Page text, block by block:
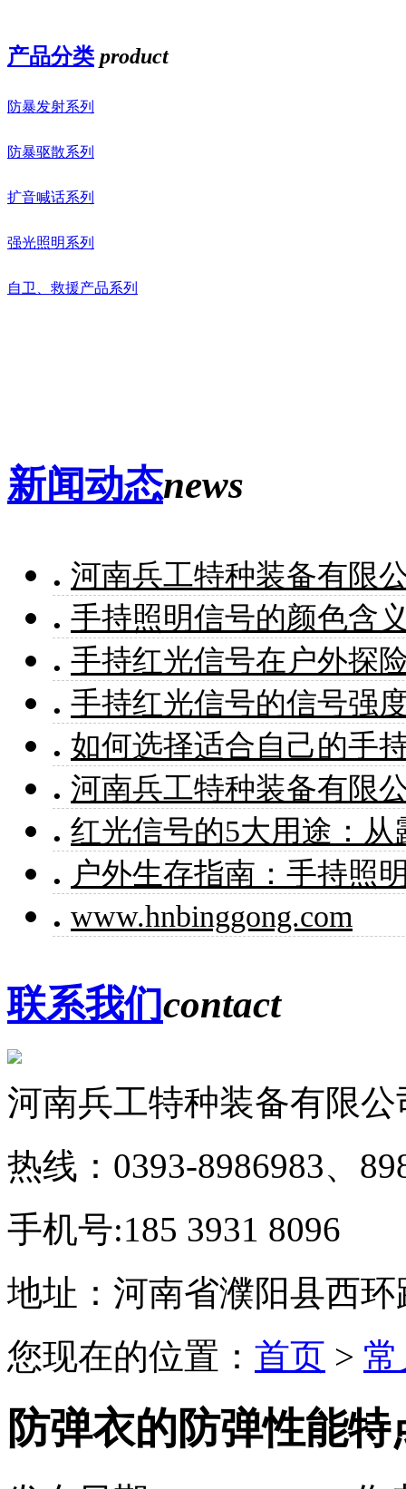
产品分类 product
防暴发射系列
防暴驱散系列
扩音喊话系列
强光照明系列
自卫、救援产品系列
新闻动态news
. 河南兵工特种装备有限
. 手持照明信号的颜色含
. 手持红光信号在户外探
. 手持红光信号的信号强
. 如何选择适合自己的手
. 河南兵工特种装备有限
. 红光信号的5大用途：从
. 户外生存指南：手持照
. www.hnbinggong.com
联系我们contact
河南兵工特种装备有限公
热线：0393-8986983、
手机号:185 3931 8096
地址：河南省濮阳县西
您现在的位置： 首页 >
防弹衣的防弹性能特